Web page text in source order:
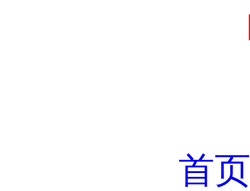
首页